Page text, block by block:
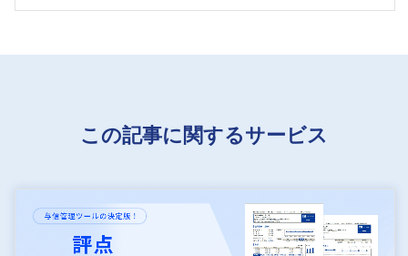
この記事に関するサービス